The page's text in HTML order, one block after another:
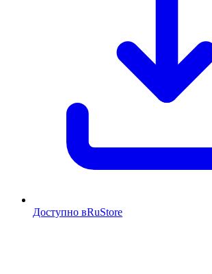
Доступно вRuStore